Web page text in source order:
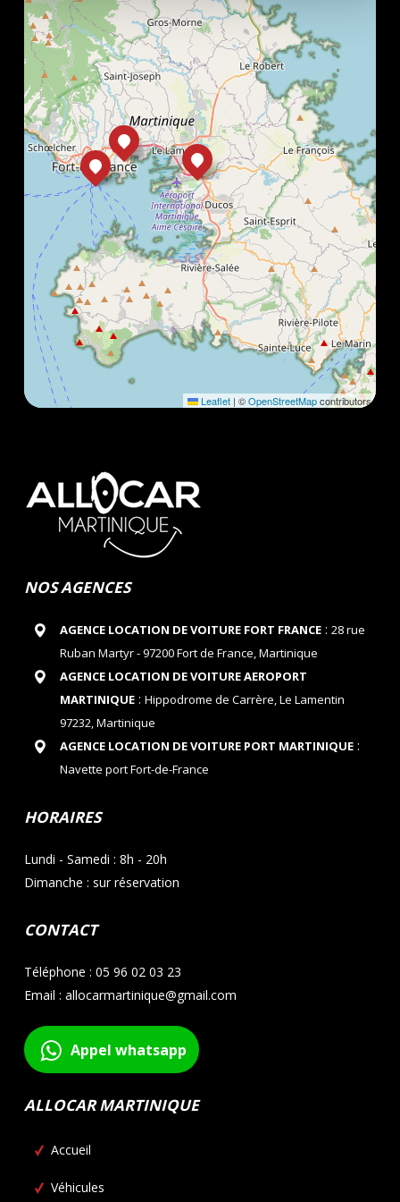
Leaflet | ©OpenStreetMapcontributors
NOS AGENCES
AGENCE LOCATION DE VOITURE FORT FRANCE: 28 rue
Ruban Martyr - 97200 Fort de France, Martinique
AGENCE LOCATION DE VOITURE AEROPORT
MARTINIQUE: Hippodrome de Carrère, Le Lamentin
97232, Martinique
AGENCE LOCATION DE VOITURE PORT MARTINIQUE:
Navette port Fort-de-France
HORAIRES
Lundi - Samedi : 8h - 20h
Dimanche : sur réservation
CONTACT
Téléphone : 05 96 02 03 23
Email : allocarmartinique@gmail.com
Appel whatsapp
ALLOCAR MARTINIQUE
Accueil
Véhicules